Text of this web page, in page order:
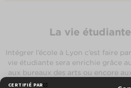
La vie
Intégrer l’école à Lyon c’est faire
vie étudiante sera enrichie grâce
aux bureaux des arts ou encore
les étudiants eux-mêmes. À